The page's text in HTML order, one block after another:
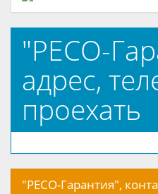
"РЕСО-
адрес,
проехать
"РЕСО-Гарантия",